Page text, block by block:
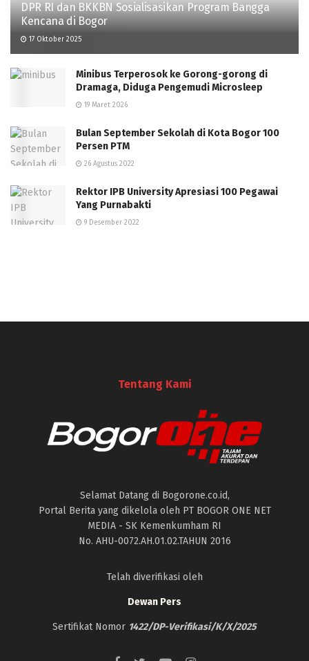
DPR RI dan BKKBN Sosialisasikan Program Bangga
Kencana di Bogor
17 Oktober 2025
Minibus Terperosok ke Gorong-gorong di
Dramaga, Diduga Pengemudi Microsleep
19 Maret 2026
Bulan September Sekolah di Kota Bogor 100
Persen PTM
26 Agustus 2022
Rektor IPB University Apresiasi 100 Pegawai
Yang Purnabakti
9 Desember 2022
Tentang Kami
Selamat Datang di Bogorone.co.id,
Portal Berita yang dikelola oleh PT BOGOR ONE NET
MEDIA - SK Kemenkumham RI
No. AHU-0072.AH.01.02.TAHUN 2016
Telah diverifikasi oleh
Dewan Pers
Sertifikat Nomor 1422/DP-Verifikasi/K/X/2025